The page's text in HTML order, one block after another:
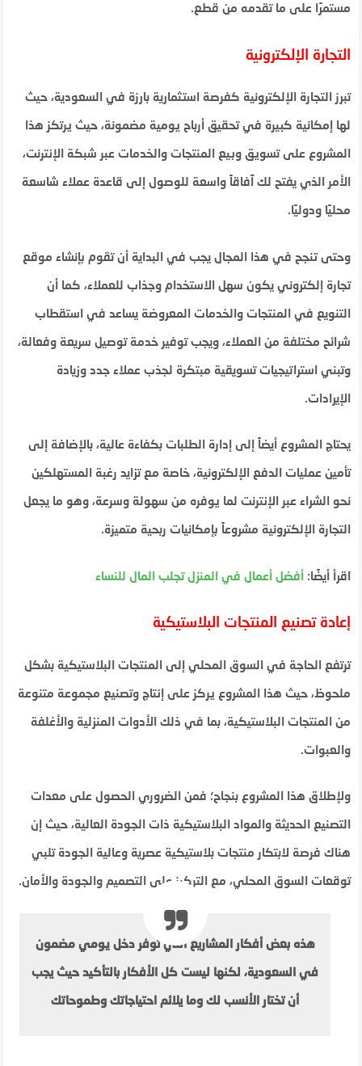
مستمرًا على ما تقدمه من قطع.
التجارة الإلكترونية
تبرز التجارة الإلكترونية كفرصة استثمارية بارزة في السعودية، حيث
لها إمكانية كبيرة في تحقيق أرباح يومية مضمونة، حيث يرتكز هذا
المشروع على تسويق وبيع المنتجات والخدمات عبر شبكة الإنترنت،
الأمر الذي يفتح لك آفاقاً واسعة للوصول إلى قاعدة عملاء شاسعة
محليًا ودوليًا.
وحتى تنجح في هذا المجال يجب في البداية أن تقوم بإنشاء موقع
تجارة إلكتروني يكون سهل الاستخدام وجذاب للعملاء، كما أن
التنويع في المنتجات والخدمات المعروضة يساعد في استقطاب
شرائح مختلفة من العملاء، ويجب توفير خدمة توصيل سريعة وفعالة،
وتبني استراتيجيات تسويقية مبتكرة لجذب عملاء جدد وزيادة
الإيرادات.
يحتاج المشروع أيضاً إلى إدارة الطلبات بكفاءة عالية، بالإضافة إلى
تأمين عمليات الدفع الإلكترونية، خاصة مع تزايد رغبة المستهلكين
نحو الشراء عبر الإنترنت لما يوفره من سهولة وسرعة، وهو ما يجعل
التجارة الإلكترونية مشروعاً بإمكانيات ربحية متميزة.
اقرأ أيضًا:أفضل أعمال في المنزل تجلب المال للنساء
إعادة تصنيع المنتجات البلاستيكية
ترتفع الحاجة في السوق المحلي إلى المنتجات البلاستيكية بشكل
ملحوظ، حيث هذا المشروع يركز على إنتاج وتصنيع مجموعة متنوعة
من المنتجات البلاستيكية، بما في ذلك الأدوات المنزلية والأغلفة
والعبوات.
ولإطلاق هذا المشروع بنجاح؛ فمن الضروري الحصول على معدات
التصنيع الحديثة والمواد البلاستيكية ذات الجودة العالية، حيث إن
هناك فرصة لابتكار منتجات بلاستيكية عصرية وعالية الجودة تلبي
توقعات السوق المحلي، مع التركيز على التصميم والجودة والأمان.
هذه بعض أفكار المشاريع التي توفر دخل يومي مضمون
في السعودية، لكنها ليست كل الأفكار بالتأكيد حيث يجب
أن تختار الأنسب لك وما يلائم احتياجاتك وطموحاتك